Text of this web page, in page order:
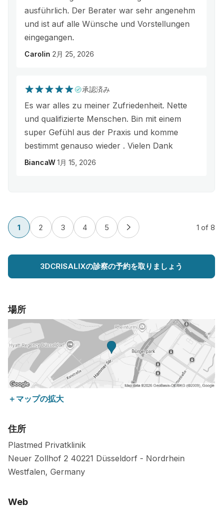
ausführlich. Der Berater war sehr angenehm
und ist auf alle Wünsche und Vorstellungen
eingegangen.
Carolin 2月 25, 2026
承認済み
Es war alles zu meiner Zufriedenheit. Nette
und qualifizierte Menschen. Bin mit einem
super Gefühl aus der Praxis und komme
bestimmt genauso wieder . Vielen Dank
BiancaW 1月 15, 2026
1 2 3 4 5 1 of 8
3DCRISALIXの診察の予約を取りましょう
場所
＋マップの拡大
住所
Plastmed Privatklinik
Neuer Zollhof 2 40221 Düsseldorf - Nordrhein
Westfalen, Germany
Web